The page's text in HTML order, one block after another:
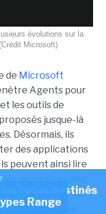
les outils destinés
évolutions sur la
Microsoft)
de Microsoft
Agents pour
les outils de
jusque-là
Désormais, ils
des applications
peuvent ainsi lire
de réaliser des
saisir du
propre travail.
Range